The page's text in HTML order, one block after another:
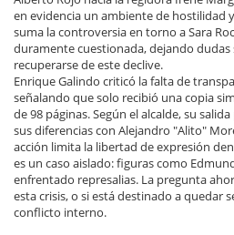
en evidencia un ambiente de hostilidad
suma la controversia en torno a Sara
duramente cuestionada, dejando dudas
recuperarse de este declive.
Enrique Galindo criticó la falta de
señalando que solo recibió una copia
de 98 páginas. Según el alcalde, su
sus diferencias con Alejandro "Alito"
acción limita la libertad de expresión
es un caso aislado: figuras como
enfrentado represalias. La pregunta
esta crisis, o si está destinado a quedar
conflicto interno.